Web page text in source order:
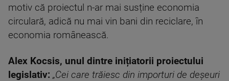
motiv că proiectul n-ar mai susține economia
circulară, adică nu mai vin bani din reciclare, în
economia românească.
Alex Kocsis, unul dintre inițiatorii proiectului
legislativ: „Cei care trăiesc din importuri de deșeuri